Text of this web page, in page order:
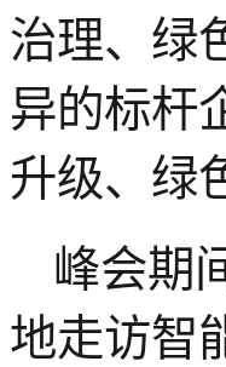
治理、绿
异的标杆
升级、绿
峰会期
地走访智